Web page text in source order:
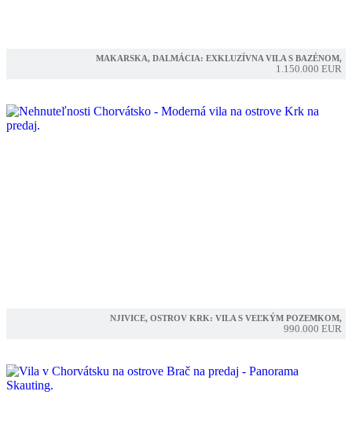
MAKARSKA, DALMÁCIA: EXKLUZÍVNA VILA S BAZÉNOM,
1.150.000 EUR
NJIVICE, OSTROV KRK: VILA S VEĽKÝM POZEMKOM,
990.000 EUR